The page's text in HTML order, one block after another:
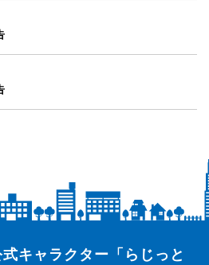
キャラクター「らじっと